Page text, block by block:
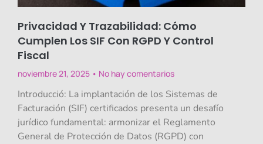
Privacidad Y Trazabilidad: Cómo
Cumplen Los SIF Con RGPD Y Control
Fiscal
noviembre 21, 2025 No hay comentarios
Introducció: La implantación de los Sistemas de
Facturación (SIF) certificados presenta un desafío
jurídico fundamental: armonizar el Reglamento
General de Protección de Datos (RGPD) con